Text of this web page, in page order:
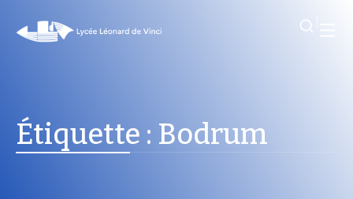
Étiquette : Bodrum